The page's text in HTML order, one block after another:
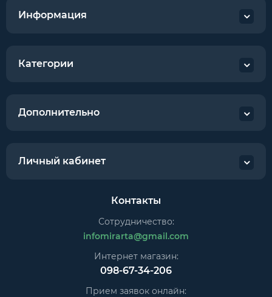
Информация
Категории
Дополнительно
Личный кабинет
Контакты
Сотрудничество:
infomirarta@gmail.com
Интернет магазин:
098-67-34-206
Прием заявок онлайн: